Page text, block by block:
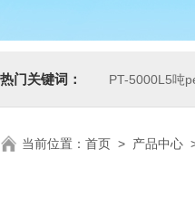
热门关键词： PT-5000L5吨
当前位置： 首页 > 产品中心